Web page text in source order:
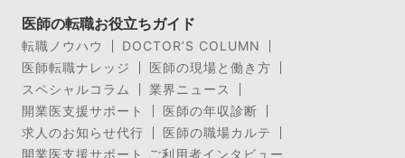
医師の転職お役立ちガイド
転職ノウハウ
DOCTOR’S COLUMN
医師転職ナレッジ
医師の現場と働き方
スペシャルコラム
業界ニュース
開業医支援サポート
医師の年収診断
求人のお知らせ代行
医師の職場カルテ
開業医支援サポート ご利用者インタビュー